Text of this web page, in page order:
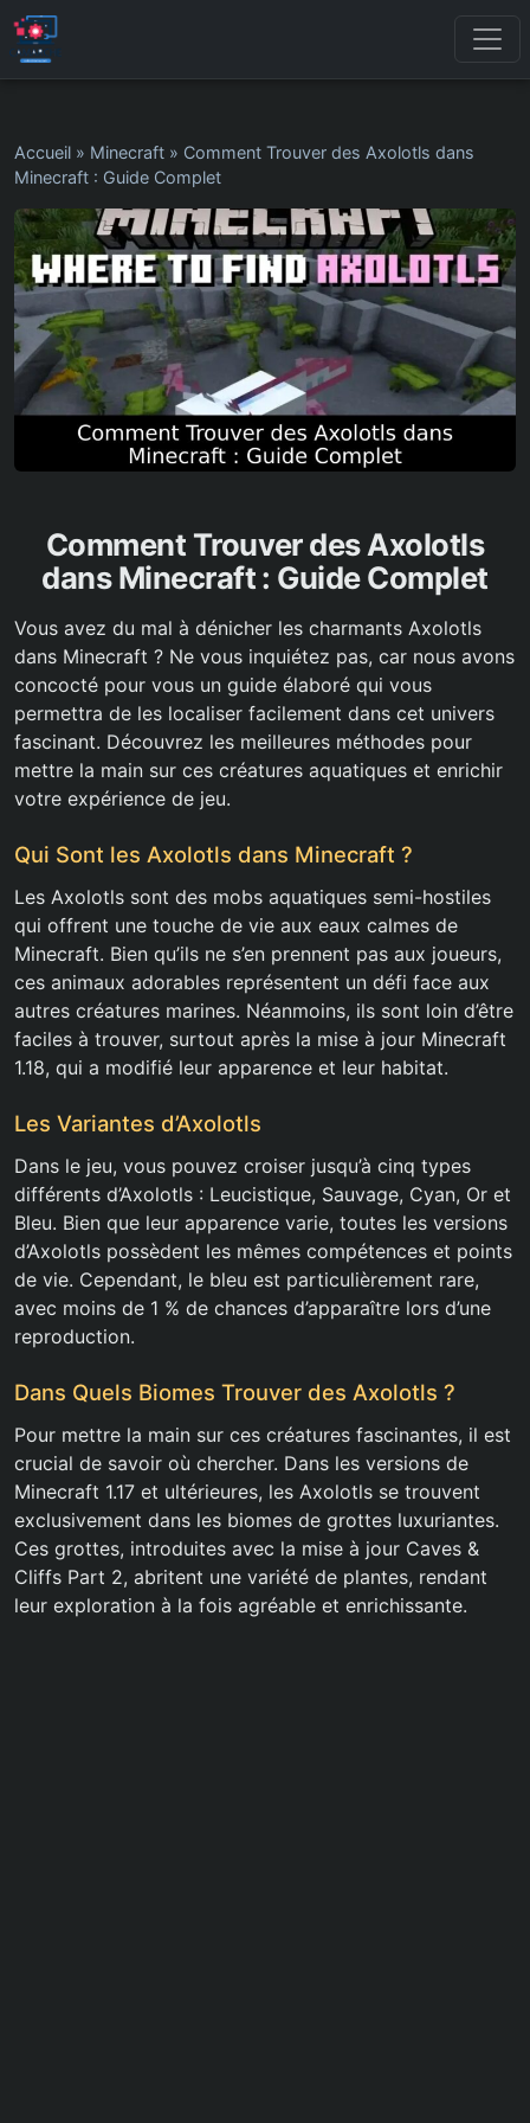
Accueil » Minecraft » Comment Trouver des Axolotls dans
Minecraft : Guide Complet
Comment Trouver des Axolotls
dans Minecraft : Guide Complet
Vous avez du mal à dénicher les charmants Axolotls
dans Minecraft ? Ne vous inquiétez pas, car nous avons
concocté pour vous un guide élaboré qui vous
permettra de les localiser facilement dans cet univers
fascinant. Découvrez les meilleures méthodes pour
mettre la main sur ces créatures aquatiques et enrichir
votre expérience de jeu.
Qui Sont les Axolotls dans Minecraft ?
Les Axolotls sont des mobs aquatiques semi-hostiles
qui offrent une touche de vie aux eaux calmes de
Minecraft. Bien qu’ils ne s’en prennent pas aux joueurs,
ces animaux adorables représentent un défi face aux
autres créatures marines. Néanmoins, ils sont loin d’être
faciles à trouver, surtout après la mise à jour Minecraft
1.18, qui a modifié leur apparence et leur habitat.
Les Variantes d’Axolotls
Dans le jeu, vous pouvez croiser jusqu’à cinq types
différents d’Axolotls : Leucistique, Sauvage, Cyan, Or et
Bleu. Bien que leur apparence varie, toutes les versions
d’Axolotls possèdent les mêmes compétences et points
de vie. Cependant, le bleu est particulièrement rare,
avec moins de 1 % de chances d’apparaître lors d’une
reproduction.
Dans Quels Biomes Trouver des Axolotls ?
Pour mettre la main sur ces créatures fascinantes, il est
crucial de savoir où chercher. Dans les versions de
Minecraft 1.17 et ultérieures, les Axolotls se trouvent
exclusivement dans les biomes de grottes luxuriantes.
Ces grottes, introduites avec la mise à jour Caves &
Cliffs Part 2, abritent une variété de plantes, rendant
leur exploration à la fois agréable et enrichissante.